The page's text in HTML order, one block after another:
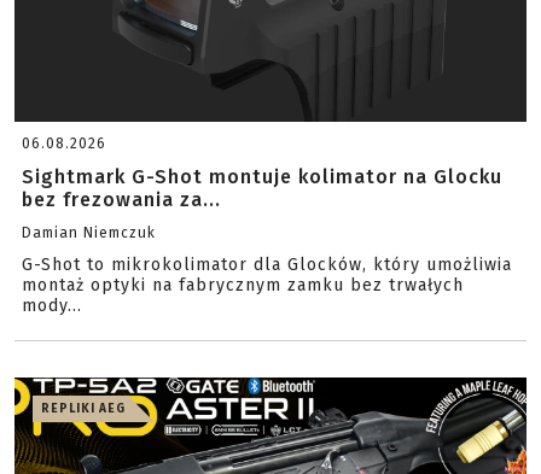
06.08.2026
Sightmark G-Shot montuje kolimator na Glocku
bez frezowania za...
Damian Niemczuk
G-Shot to mikrokolimator dla Glocków, który umożliwia
montaż optyki na fabrycznym zamku bez trwałych
mody...
REPLIKI AEG